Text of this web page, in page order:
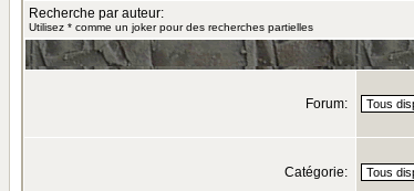
Recherche par auteur:
Utilisez * comme un joker pour des recherches partielles
Forum:
Catégorie: